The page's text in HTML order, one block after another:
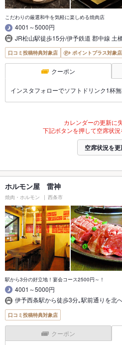
こだわりの厳選和牛を気軽に楽しめる焼肉店
4001～5000円
JR松山駅徒歩15分/伊予鉄道 郡中線 土
口コミ投稿特典対象店 ポイントプラス対象店
クーポン
インスタフォローでソフトドリンク1杯
カレンダーの更新に
下記ボタンを押して空席状況
空席状況を
ホルモン屋 雷神
焼肉・ホルモン 西条市
駅から3分の好立地！宴会コース2500円～！
4001～5000円
伊予西条駅から徒歩3分｡駅前通りを北
口コミ投稿特典対象店
クーポン